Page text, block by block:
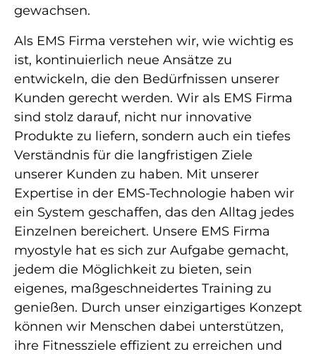
gewachsen.
Als EMS Firma verstehen wir, wie wichtig es
ist, kontinuierlich neue Ansätze zu
entwickeln, die den Bedürfnissen unserer
Kunden gerecht werden. Wir als EMS Firma
sind stolz darauf, nicht nur innovative
Produkte zu liefern, sondern auch ein tiefes
Verständnis für die langfristigen Ziele
unserer Kunden zu haben. Mit unserer
Expertise in der EMS-Technologie haben wir
ein System geschaffen, das den Alltag jedes
Einzelnen bereichert. Unsere EMS Firma
myostyle hat es sich zur Aufgabe gemacht,
jedem die Möglichkeit zu bieten, sein
eigenes, maßgeschneidertes Training zu
genießen. Durch unser einzigartiges Konzept
können wir Menschen dabei unterstützen,
ihre Fitnessziele effizient zu erreichen und